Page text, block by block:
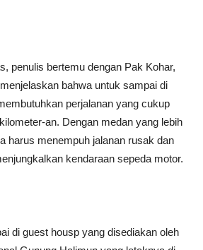
penulis bertemu dengan Pak Kohar,
bahwa untuk sampai di
perjalanan yang cukup
an. Dengan medan yang lebih
harus menempuh jalanan rusak dan
kendaraan sepeda motor.
di guest housp yang disediakan oleh